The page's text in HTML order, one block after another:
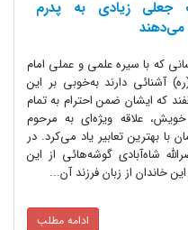
جعلی زیادی به پدرم
که با سیره علمی و عملی امام
آشنائی دارند به‌خوبی بر این
که ایشان ضمن احترام به تمام
علاقه ویژه‌ای به مرحوم
بهترین تعابیر یاد می‌کرد. در
شاه‌آبادی گوشه‌هائی از این
از زبان فرزند آن...
ادامه مطلب